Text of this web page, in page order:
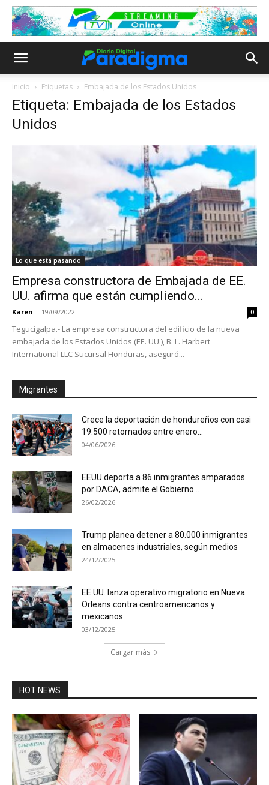
Inicio Etiquetas Embajada de los Estados Unidos
Etiqueta: Embajada de los Estados
Unidos
Lo que está pasando
Empresa constructora de Embajada de EE.
UU. afirma que están cumpliendo...
Karen - 19/09/2022 0
Tegucigalpa.- La empresa constructora del edificio de la nueva
embajada de los Estados Unidos (EE. UU.), B. L. Harbert
International LLC Sucursal Honduras, aseguró...
Migrantes
Crece la deportación de hondureños con casi
19.500 retornados entre enero...
04/06/2026
EEUU deporta a 86 inmigrantes amparados
por DACA, admite el Gobierno...
26/02/2026
Trump planea detener a 80.000 inmigrantes
en almacenes industriales, según medios
24/12/2025
EE.UU. lanza operativo migratorio en Nueva
Orleans contra centroamericanos y
mexicanos
03/12/2025
Cargar más
HOT NEWS